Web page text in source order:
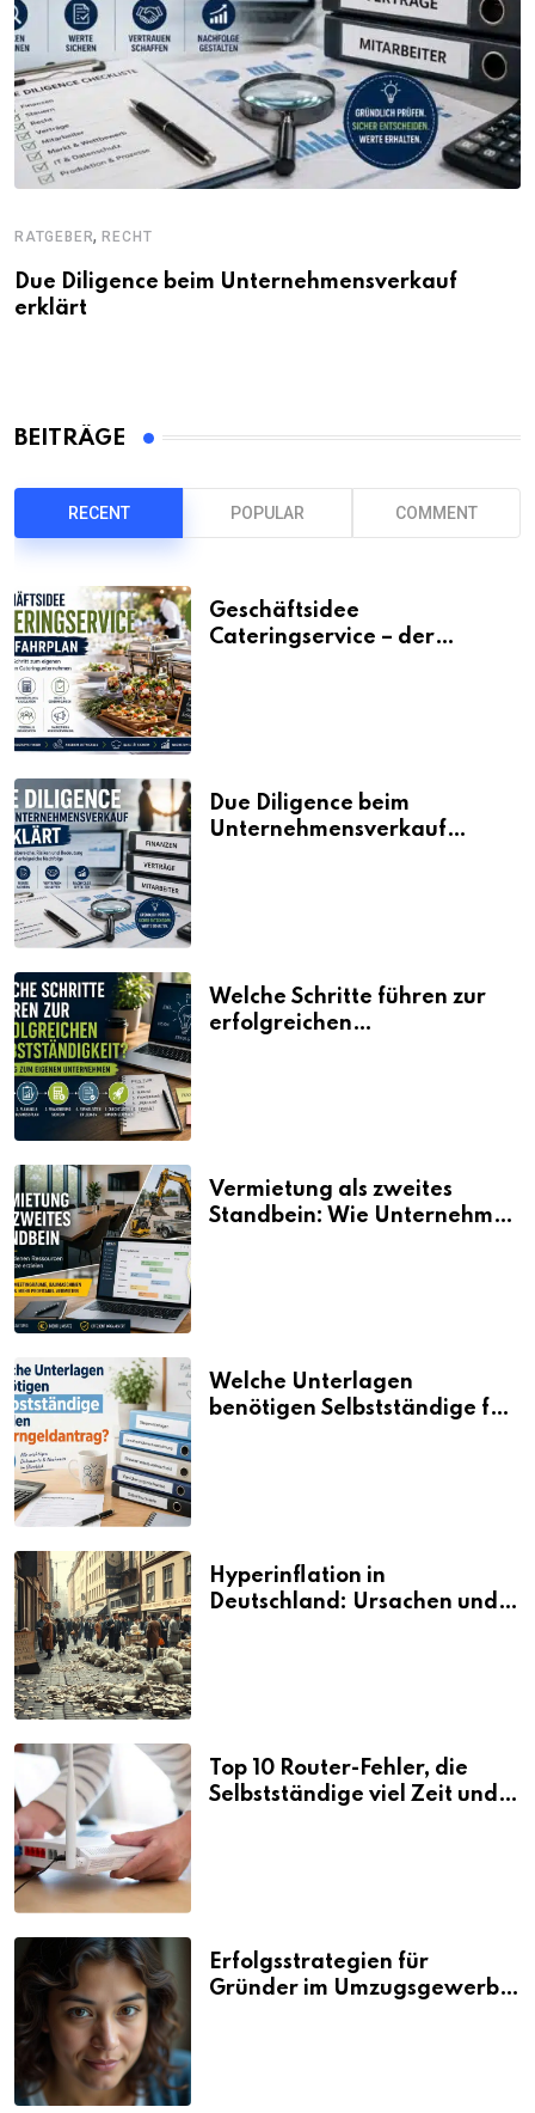
RATGEBER,RECHT
Due Diligence beim Unternehmensverkauf
erklärt
BEITRÄGE
RECENT POPULAR COMMENT
Geschäftsidee
Cateringservice – der
Due Diligence beim
Unternehmensverkauf
Welche Schritte führen zur
erfolgreichen
Vermietung als zweites
Standbein: Wie Unternehmen
Welche Unterlagen
benötigen Selbstständige für
Hyperinflation in
Deutschland: Ursachen und
Top 10 Router-Fehler, die
Selbstständige viel Zeit und
Erfolgsstrategien für
Gründer im Umzugsgewerbe